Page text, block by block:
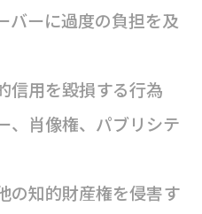
バーに過度の負担を及
信用を毀損する行為
、肖像権、パブリシテ
の知的財産権を侵害す